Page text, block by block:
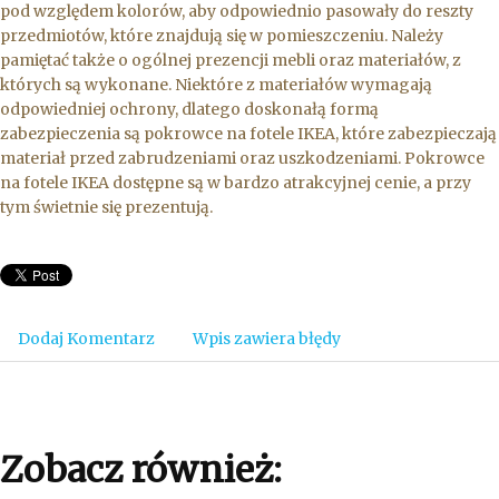
pod względem kolorów, aby odpowiednio pasowały do reszty
przedmiotów, które znajdują się w pomieszczeniu. Należy
pamiętać także o ogólnej prezencji mebli oraz materiałów, z
których są wykonane. Niektóre z materiałów wymagają
odpowiedniej ochrony, dlatego doskonałą formą
zabezpieczenia są pokrowce na fotele IKEA, które zabezpieczają
materiał przed zabrudzeniami oraz uszkodzeniami. Pokrowce
na fotele IKEA dostępne są w bardzo atrakcyjnej cenie, a przy
tym świetnie się prezentują.
Dodaj Komentarz Wpis zawiera błędy
Zobacz również: